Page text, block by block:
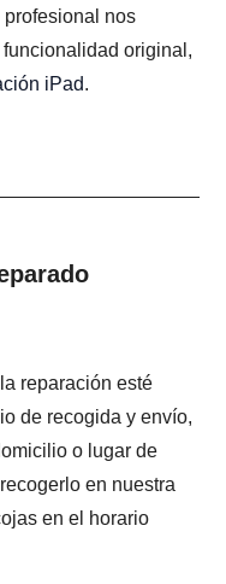
profesional nos
original,
iPad.
reparación esté
de recogida y envío,
o lugar de
en nuestra
en el horario